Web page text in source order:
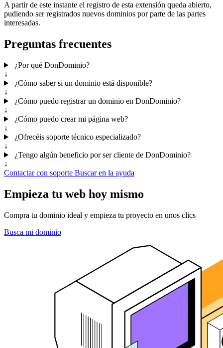
A partir de este instante el registro de esta extensión queda abierto,
pudiendo ser registrados nuevos dominios por parte de las partes
interesadas.
Preguntas frecuentes
¿Por qué DonDominio?
↓
¿Cómo saber si un dominio está disponible?
↓
¿Cómo puedo registrar un dominio en DonDominio?
↓
¿Cómo puedo crear mi página web?
↓
¿Ofrecéis soporte técnico especializado?
↓
¿Tengo algún beneficio por ser cliente de DonDominio?
↓
Contactar con soporte Buscar en la ayuda
Empieza tu web hoy mismo
Compra tu dominio ideal y empieza tu proyecto en unos clics
Busca mi dominio